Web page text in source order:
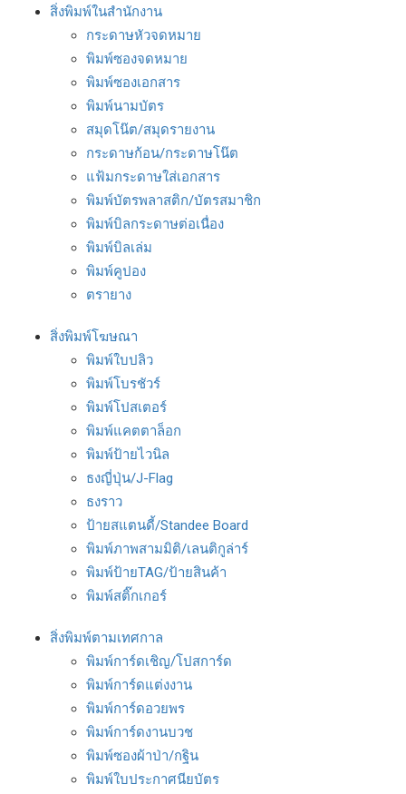
สิ่งพิมพ์ในสำนักงาน
กระดาษหัวจดหมาย
พิมพ์ซองจดหมาย
พิมพ์ซองเอกสาร
พิมพ์นามบัตร
สมุดโน๊ต/สมุดรายงาน
กระดาษก้อน/กระดาษโน๊ต
แฟ้มกระดาษใส่เอกสาร
พิมพ์บัตรพลาสติก/บัตรสมาชิก
พิมพ์บิลกระดาษต่อเนื่อง
พิมพ์บิลเล่ม
พิมพ์คูปอง
ตรายาง
สิ่งพิมพ์โฆษณา
พิมพ์ใบปลิว
พิมพ์โบรชัวร์
พิมพ์โปสเตอร์
พิมพ์แคตตาล็อก
พิมพ์ป้ายไวนิล
ธงญี่ปุ่น/J-Flag
ธงราว
ป้ายสแตนดี้/Standee Board
พิมพ์ภาพสามมิติ/เลนติกูล่าร์
พิมพ์ป้ายTAG/ป้ายสินค้า
พิมพ์สติ๊กเกอร์
สิ่งพิมพ์ตามเทศกาล
พิมพ์การ์ดเชิญ/โปสการ์ด
พิมพ์การ์ดแต่งงาน
พิมพ์การ์ดอวยพร
พิมพ์การ์ดงานบวช
พิมพ์ซองผ้าป่า/กฐิน
พิมพ์ใบประกาศนียบัตร